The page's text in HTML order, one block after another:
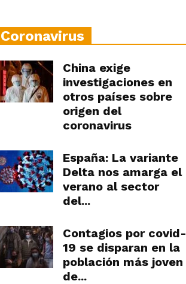
Coronavirus
China exige
investigaciones en
otros países sobre
origen del
coronavirus
España: La variante
Delta nos amarga el
verano al sector
del...
Contagios por covid-
19 se disparan en la
población más joven
de...